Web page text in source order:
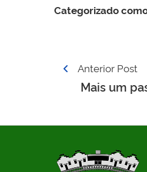
Categorizado
Navegação
Anterior Post
Mais um